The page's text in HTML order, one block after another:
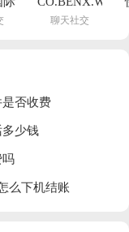
官方版下载
聊天社交
否收费
多少钱
吗
么下机结账